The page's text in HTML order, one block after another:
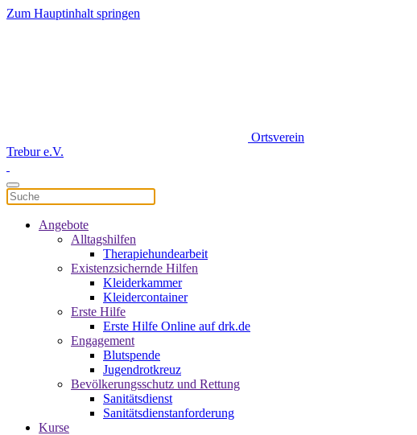
Zum Hauptinhalt springen
Ortsverein
Trebur e.V.
Angebote
Alltagshilfen
Therapiehundearbeit
Existenzsichernde Hilfen
Kleiderkammer
Kleidercontainer
Erste Hilfe
Erste Hilfe Online auf drk.de
Engagement
Blutspende
Jugendrotkreuz
Bevölkerungsschutz und Rettung
Sanitätsdienst
Sanitätsdienstanforderung
Kurse